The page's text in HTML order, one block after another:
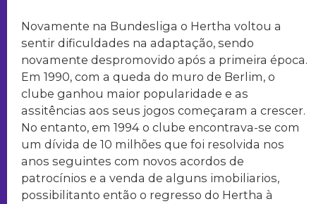
Novamente na Bundesliga o Hertha voltou a
sentir dificuldades na adaptação, sendo
novamente despromovido após a primeira época.
Em 1990, com a queda do muro de Berlim, o
clube ganhou maior popularidade e as
assitências aos seus jogos começaram a crescer.
No entanto, em 1994 o clube encontrava-se com
um dívida de 10 milhões que foi resolvida nos
anos seguintes com novos acordos de
patrocínios e a venda de alguns imobiliarios,
possibilitanto então o regresso do Hertha à